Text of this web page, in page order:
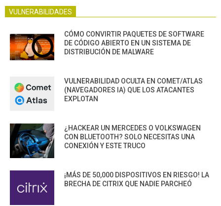
VULNERABILIDADES
CÓMO CONVIRTIR PAQUETES DE SOFTWARE
DE CÓDIGO ABIERTO EN UN SISTEMA DE
DISTRIBUCIÓN DE MALWARE
VULNERABILIDAD OCULTA EN COMET/ATLAS
(NAVEGADORES IA) QUE LOS ATACANTES
EXPLOTAN
¿HACKEAR UN MERCEDES O VOLKSWAGEN
CON BLUETOOTH? SOLO NECESITAS UNA
CONEXIÓN Y ESTE TRUCO
¡MÁS DE 50,000 DISPOSITIVOS EN RIESGO! LA
BRECHA DE CITRIX QUE NADIE PARCHEÓ